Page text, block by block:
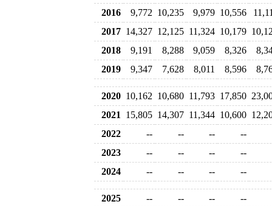
2016
9,772 10,235 9,979 10,556
2017 14,327 12,125 11,324 10,179
2018
9,191 8,288 9,059 8,326
2019
9,347 7,628 8,011 8,596
2020 10,162 10,680 11,793 17,850
2021
15,805 14,307 11,344 10,600
2022
-- -- -- --
2023
-- -- -- --
2024
-- -- -- --
2025 -- -- -- --